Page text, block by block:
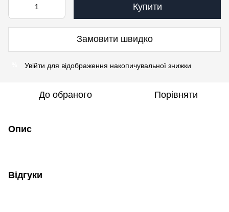
Купити
Замовити швидко
Увійти для відображення накопичувальної знижки
До обраного Порівняти
Опис
Відгуки